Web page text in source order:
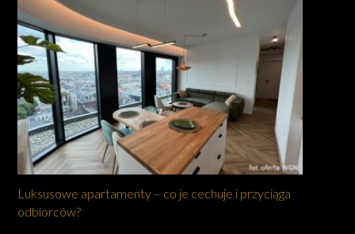
Luksusowe apartamenty – co je cechuje i przyciąga
odbiorców?